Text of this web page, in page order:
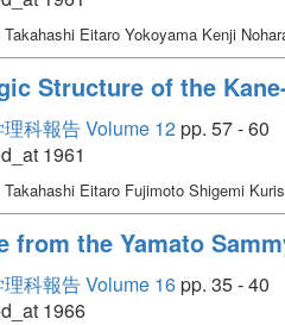
Eitaro Yokoyama Kenji
Structure of the
科報告 Volume 12pp. 57 - 60
1961
Eitaro Fujimoto Shigemi
from the Yamato
科報告 Volume 16pp. 35 - 40
1966